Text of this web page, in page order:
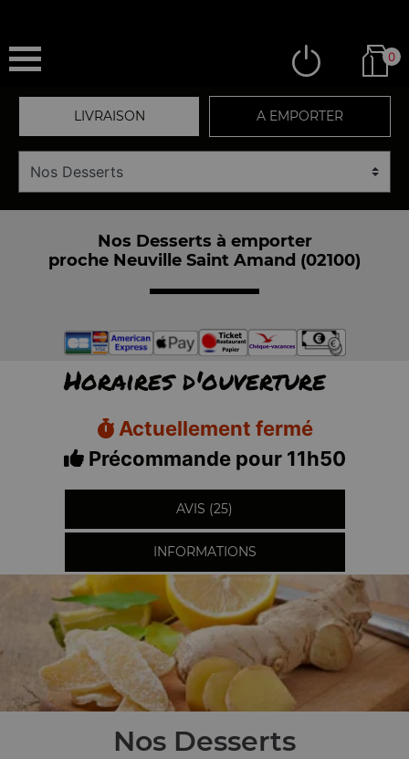
0
LIVRAISON A EMPORTER
Nos Desserts à emporter
proche Neuville Saint Amand (02100)
Horaires d'ouverture
Actuellement fermé
Précommande pour 11h50
AVIS (25)
INFORMATIONS
Nos Desserts